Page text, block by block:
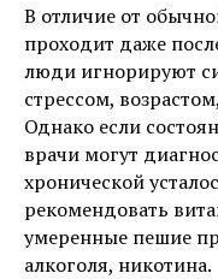
В отличие от
проходит даже
люди игнорируют
стрессом,
Однако если
врачи могут
хронической
рекомендовать
умеренные пешие
алкоголя, никотина.